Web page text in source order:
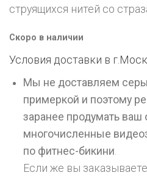
струящихся нитей со
Скоро в наличии
Условия доставки в г.
Мы не доставляем
примеркой и поэтому
заранее продумать ваш
многочисленные
по фитнес-бикини
Если же вы